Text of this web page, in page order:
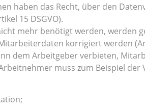
haben das Recht, über den
15 DSGVO).
mehr benötigt werden, werden
korrigiert werden
dem Arbeitgeber verbieten,
muss zum Beispiel